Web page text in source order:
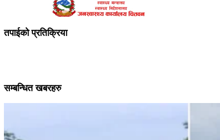
तपाईको प्रतिक्रिया
सम्बन्धित खबरहरु